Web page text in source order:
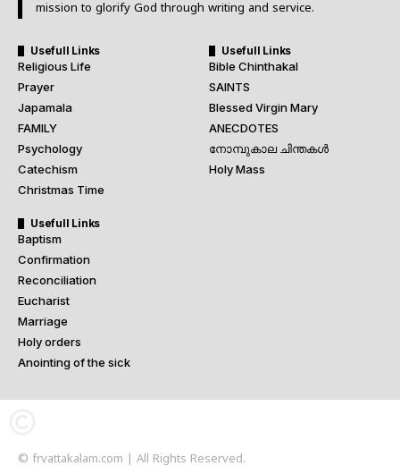
mission to glorify God through writing and service.
Usefull Links
Religious Life
Prayer
Japamala
FAMILY
Psychology
Catechism
Christmas Time
Usefull Links
Bible Chinthakal
SAINTS
Blessed Virgin Mary
ANECDOTES
നോമ്പുകാല ചിന്തകൾ
Holy Mass
Usefull Links
Baptism
Confirmation
Reconciliation
Eucharist
Marriage
Holy orders
Anointing of the sick
© frvattakalam.com | All Rights Reserved.